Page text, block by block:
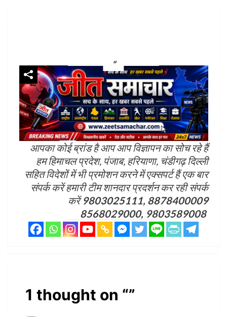
आपका कोई ब्रांड है आप आप विज्ञापन का सोच रहे हैं
हम हिमाचल प्रदेश, पंजाब, हरियाणा, चंडीगढ़ दिल्ली
सहित विदेशों में भी प्रमोशन करने में एक्सपर्ट हैं एक बार
संपर्क करें हमारी टीम शानदार प्रदर्शन कर रही संपर्क
करें9803025111, 8878400009
8568029000, 9803589008
1 thought on “”